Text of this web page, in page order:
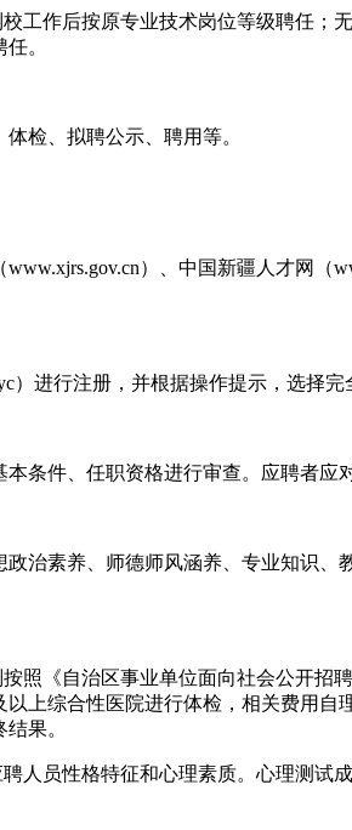
工作后按原专业技术岗位等级聘任；
。
检、拟聘公示、聘用等。
）、中国新疆人才网（
）进行注册，并根据操作提示，选择
条件、任职资格进行审查。应聘者
治素养、师德师风涵养、专业知识
照《自治区事业单位面向社会公开
上综合性医院进行体检，相关费用
果。
人员性格特征和心理素质。心理测试